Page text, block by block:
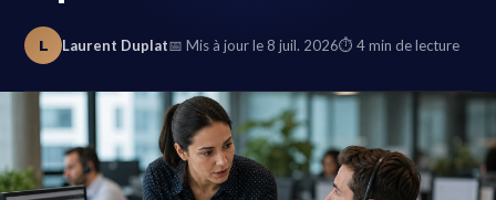
L Laurent Duplat📅 Mis à jour le 8 juil. 2026⏱ 4 min de lecture